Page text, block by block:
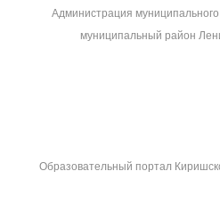
Администрация
муниципальный район
Образовательный портал